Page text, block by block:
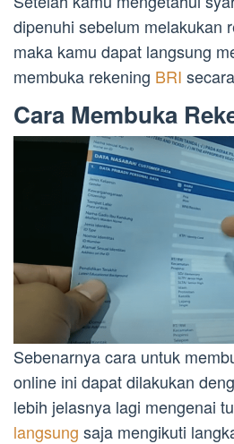
dipenuhi sebelum melakukan
maka kamu dapat langsung
membuka rekening BRI
Cara Membuka
Sebenarnya cara untuk
online ini dapat dilakukan
lebih jelasnya lagi mengenai
langsung saja mengikuti